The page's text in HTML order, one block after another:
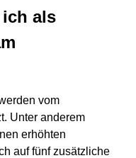
ich als
vom
Unter anderem
erhöhten
auf fünf zusätzliche